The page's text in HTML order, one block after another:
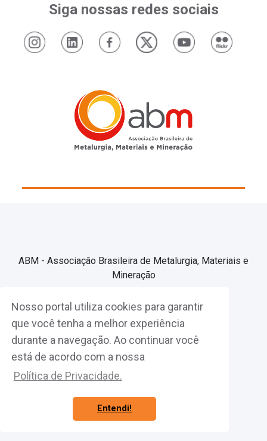
Nosso portal utiliza cookies para garantir
que você tenha a melhor experiência
durante a navegação. Ao continuar você
está de acordo com a nossa
Política de Privacidade.
Entendi!
Siga nossas redes sociais
ABM - Associação Brasileira de Metalurgia, Materiais e
Mineração
Associe-se
Fazer Login